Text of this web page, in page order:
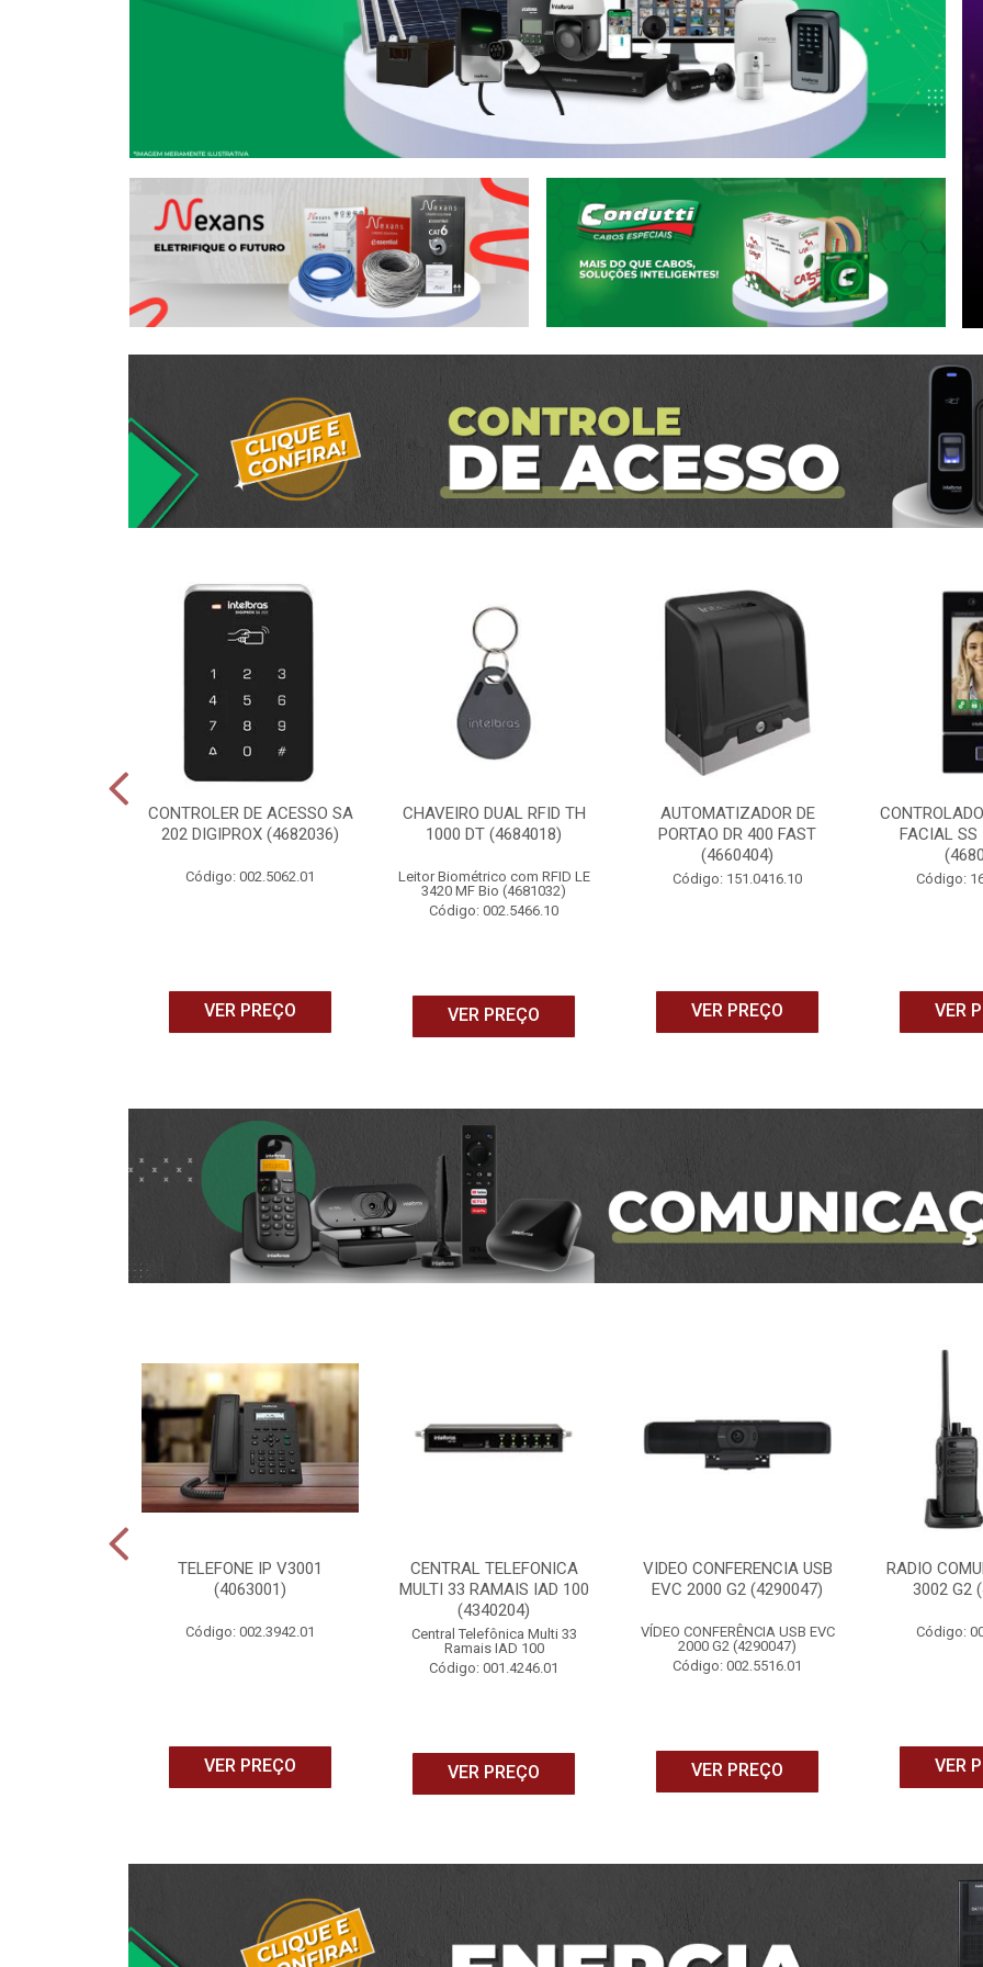
CONTROLER DE ACESSO SA
202 DIGIPROX (4682036)
Código: 002.5062.01
VER PREÇO
CHAVEIRO DUAL RFID TH
1000 DT (4684018)
Leitor Biométrico com RFID LE
3420 MF Bio (4681032)
Código: 002.5466.10
VER PREÇO
AUTOMATIZADOR DE
PORTAO DR 400 FAST
(4660404)
Código: 151.0416.10
VER PREÇO
FACIAL
Código:
VER
TELEFONE IP V3001
(4063001)
Código: 002.3942.01
VER PREÇO
CENTRAL TELEFONICA
MULTI 33 RAMAIS IAD 100
(4340204)
Central Telefônica Multi 33
Ramais IAD 100
Código: 001.4246.01
VER PREÇO
VIDEO CONFERENCIA USB
EVC 2000 G2 (4290047)
VÍDEO CONFERÊNCIA USB EVC
2000 G2 (4290047)
Código: 002.5516.01
VER PREÇO
RADIO
3002 G2
Código:
VER